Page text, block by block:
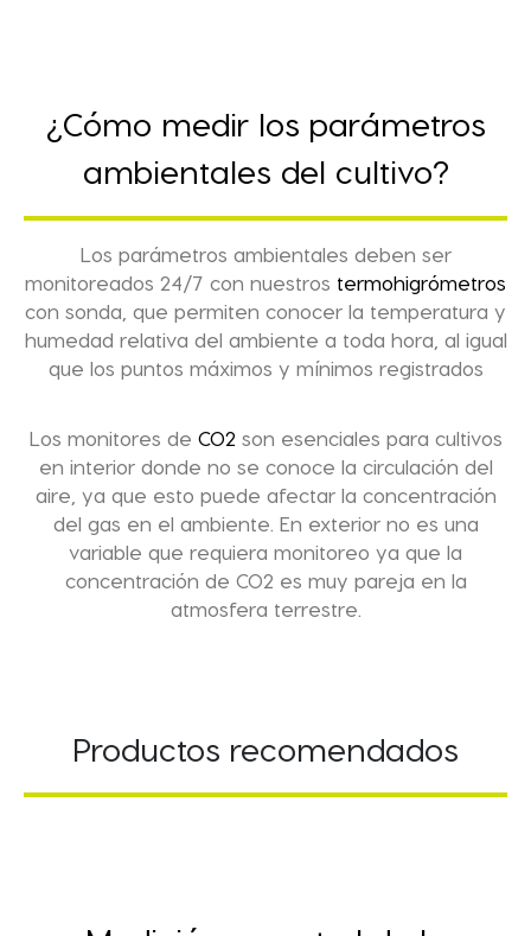
¿Cómo medir los parámetros
ambientales del cultivo?
Los parámetros ambientales deben ser
monitoreados 24/7 con nuestros termohigrómetros
con sonda, que permiten conocer la temperatura y
humedad relativa del ambiente a toda hora, al igual
que los puntos máximos y mínimos registrados
Los monitores de CO2 son esenciales para cultivos
en interior donde no se conoce la circulación del
aire, ya que esto puede afectar la concentración
del gas en el ambiente. En exterior no es una
variable que requiera monitoreo ya que la
concentración de CO2 es muy pareja en la
atmosfera terrestre.
Productos recomendados